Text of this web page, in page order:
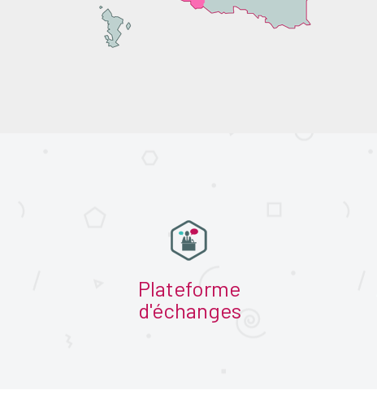
Plateforme
d'échanges